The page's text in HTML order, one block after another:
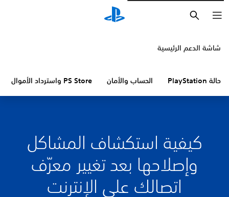
شاشة الدعم الرئيسية
حالة PlayStation الحساب والأمان PS Store واسترداد الأموال
كيفية استكشاف المشاكل
وإصلاحها بعد تغيير معرّف
اتصالك على الإنترنت